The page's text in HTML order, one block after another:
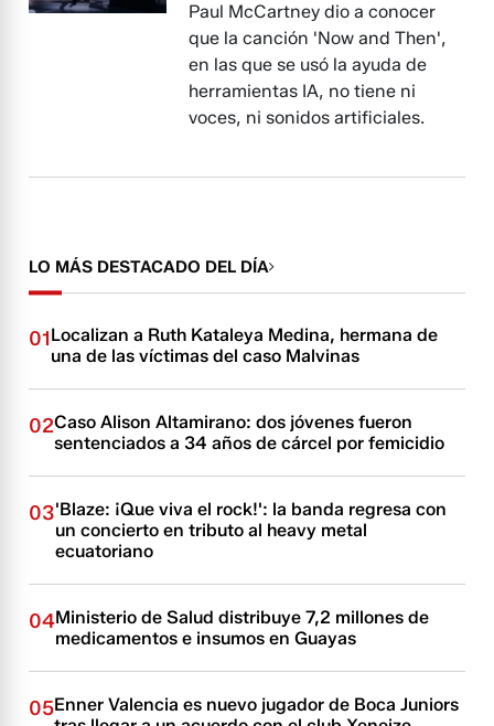
Paul McCartney dio a conocer
que la canción 'Now and Then',
en las que se usó la ayuda de
herramientas IA, no tiene ni
voces, ni sonidos artificiales.
LO MÁS DESTACADO DEL DÍA
01Localizan a Ruth Kataleya Medina, hermana de
una de las víctimas del caso Malvinas
02Caso Alison Altamirano: dos jóvenes fueron
sentenciados a 34 años de cárcel por femicidio
03'Blaze: ¡Que viva el rock!': la banda regresa con
un concierto en tributo al heavy metal
ecuatoriano
04Ministerio de Salud distribuye 7,2 millones de
medicamentos e insumos en Guayas
05Enner Valencia es nuevo jugador de Boca Juniors